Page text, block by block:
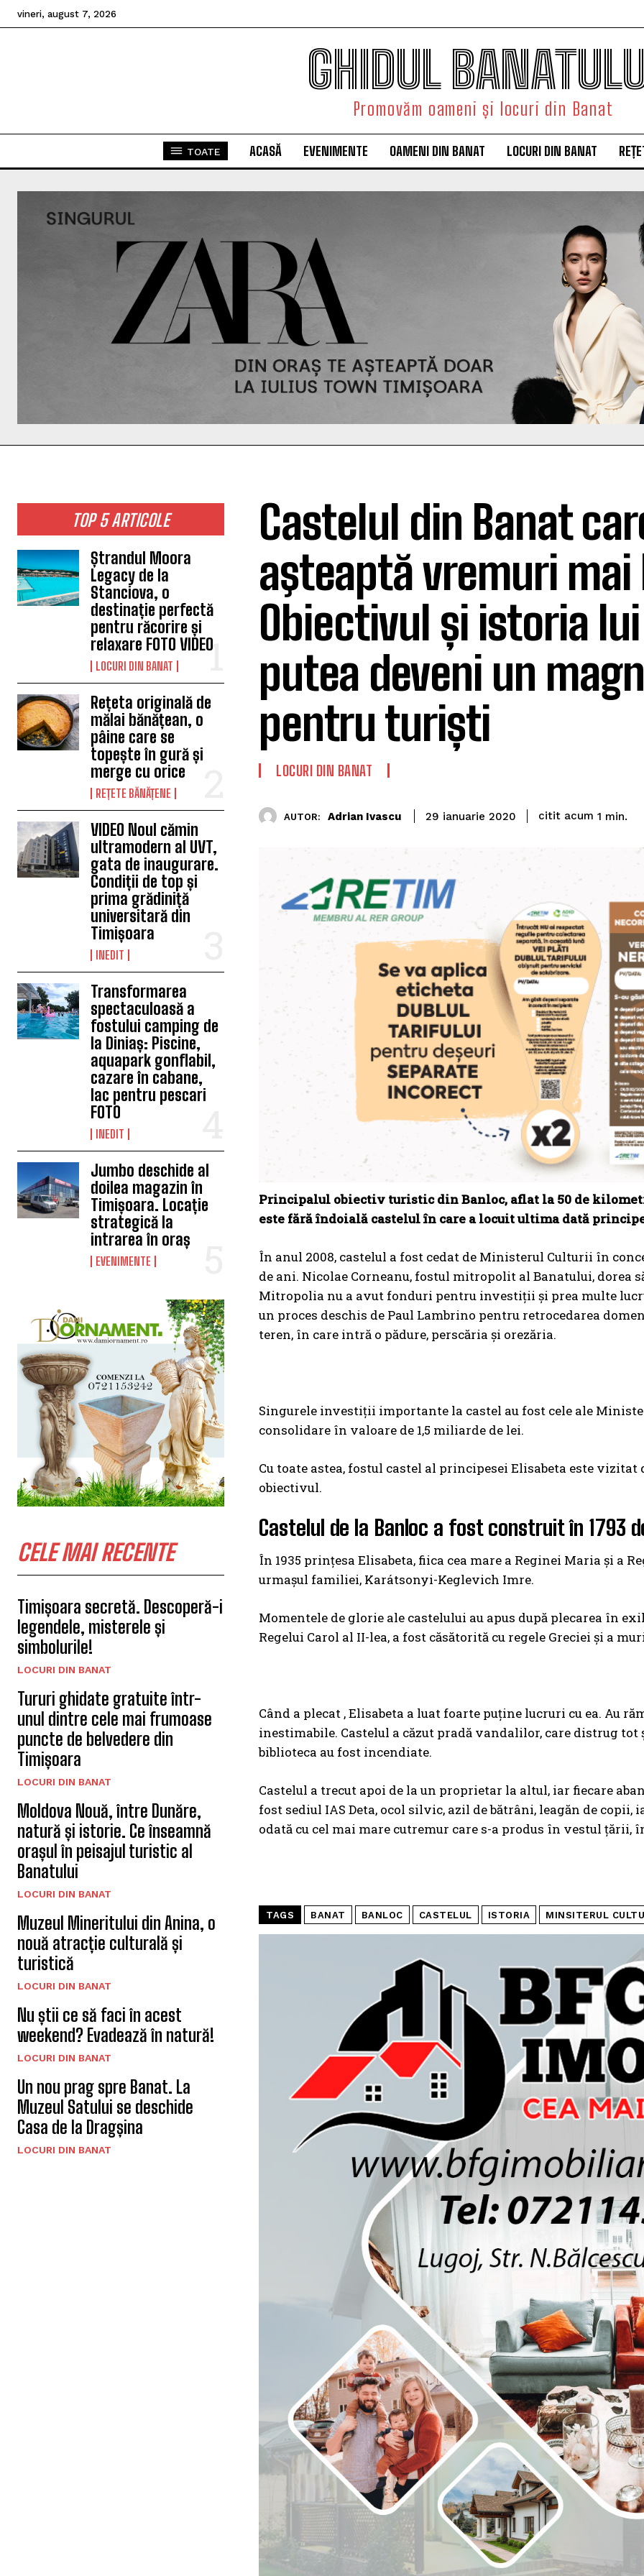
vineri, august 7, 2026
GHIDUL
Promovăm oameni și locuri din Banat
TOATE ACASĂ EVENIMENTE OAMENI DIN BANAT LOCURI DIN BANAT
TOP 5 ARTICOLE
Ștrandul Moora
Legacy de la
Stanciova, o
destinație perfectă
pentru răcorire și
relaxare FOTO VIDEO
LOCURI DIN BANAT
Rețeta originală de
mălai bănățean, o
pâine care se
topește în gură și
merge cu orice
REȚETE BĂNĂȚENE
VIDEO Noul cămin
ultramodern al UVT,
gata de inaugurare.
Condiții de top și
prima grădiniță
universitară din
Timișoara
INEDIT
Transformarea
spectaculoasă a
fostului camping de
la Diniaș: Piscine,
aquapark gonflabil,
cazare în cabane,
lac pentru pescari
FOTO
INEDIT
Jumbo deschide al
doilea magazin în
Timișoara. Locație
strategică la
intrarea în oraș
EVENIMENTE
CELE MAI RECENTE
Timișoara secretă. Descoperă-i
legendele, misterele și
simbolurile!
LOCURI DIN BANAT
Tururi ghidate gratuite într-
unul dintre cele mai frumoase
puncte de belvedere din
Timișoara
LOCURI DIN BANAT
Moldova Nouă, între Dunăre,
natură și istorie. Ce înseamnă
orașul în peisajul turistic al
Banatului
LOCURI DIN BANAT
Muzeul Mineritului din Anina, o
nouă atracție culturală și
turistică
LOCURI DIN BANAT
Nu știi ce să faci în acest
weekend? Evadează în natură!
LOCURI DIN BANAT
Un nou prag spre Banat. La
Muzeul Satului se deschide
Casa de la Dragșina
LOCURI DIN BANAT
Castelul din Banat
aşteaptă vremuri mai
Obiectivul și istoria
putea deveni un
pentru turiști
LOCURI DIN BANAT
AUTOR: Adrian Ivascu 29 ianuarie 2020 citit acum 1 min.
Principalul obiectiv turistic din Banloc, aflat la 50 de
este fără îndoială castelul în care a locuit ultima dată
În anul 2008, castelul a fost cedat de Ministerul Culturii în
de ani. Nicolae Corneanu, fostul mitropolit al Banatului, dorea
Mitropolia nu a avut fonduri pentru investiţii şi prea multe
un proces deschis de Paul Lambrino pentru retrocedarea
teren, în care intră o pădure, perscăria şi orezăria.
Singurele investiţii importante la castel au fost cele ale
consolidare în valoare de 1,5 miliarde de lei.
Cu toate astea, fostul castel al principesei Elisabeta este
obiectivul.
Castelul de la Banloc a fost construit în 1793
În 1935 prinţesa Elisabeta, fiica cea mare a Reginei Maria şi a
urmaşul familiei, Karátsonyi-Keglevich Imre.
Momentele de glorie ale castelului au apus după plecarea în
Regelui Carol al II-lea, a fost căsătorită cu regele Greciei şi a
Când a plecat , Elisabeta a luat foarte puţine lucruri cu ea. Au
inestimabile. Castelul a căzut pradă vandalilor, care distrug
biblioteca au fost incendiate.
Castelul a trecut apoi de la un proprietar la altul, iar fiecare
fost sediul IAS Deta, ocol silvic, azil de bătrâni, leagăn de copii,
odată cu cel mai mare cutremur care s-a produs în vestul ţării,
TAGS BANAT BANLOC CASTELUL ISTORIA MINSITERUL